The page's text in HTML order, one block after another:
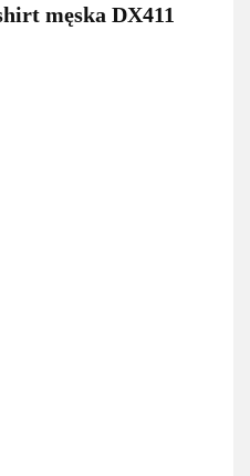
męska DX411